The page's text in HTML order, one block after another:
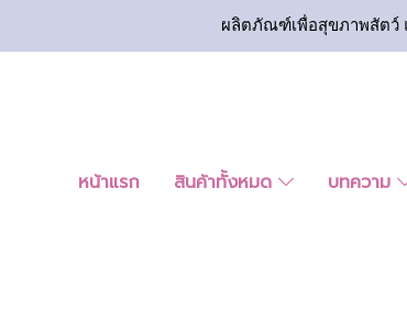
ผลิตภัณฑ์เพื่อสุขภาพสัตว์
หน้าแรก สินค้าทั้งหมด บทความ